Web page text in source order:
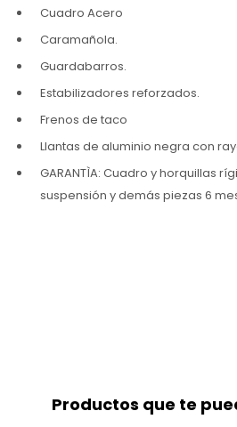
Cuadro Acero
Caramañola.
Guardabarros.
Estabilizadores reforzados.
Frenos de taco
Llantas de aluminio negra con
GARANTÌA: Cuadro y horquillas
suspensión y demás piezas 6
Productos que te